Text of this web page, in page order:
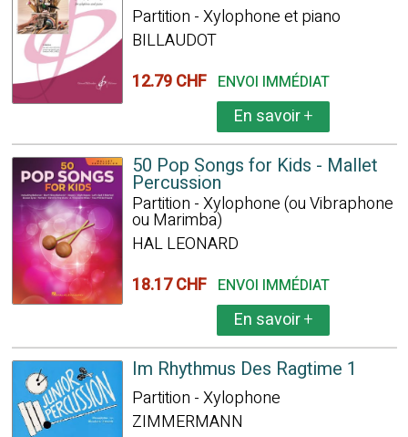
Partition - Xylophone et piano
BILLAUDOT
12.79 CHF ENVOI IMMÉDIAT
En savoir+
50 Pop Songs for Kids - Mallet
Percussion
Partition - Xylophone (ou Vibraphone
ou Marimba)
HAL LEONARD
18.17 CHF ENVOI IMMÉDIAT
En savoir+
Im Rhythmus Des Ragtime 1
Partition - Xylophone
ZIMMERMANN